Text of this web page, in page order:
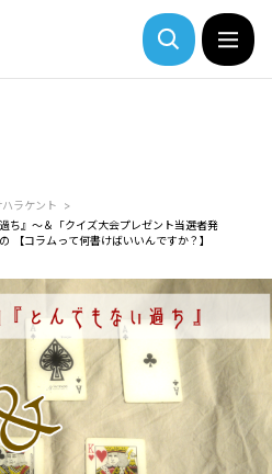
ハラケント
ち』～＆「クイズ大会プレゼント当選者発
コラムって何書けばいいんですか？】